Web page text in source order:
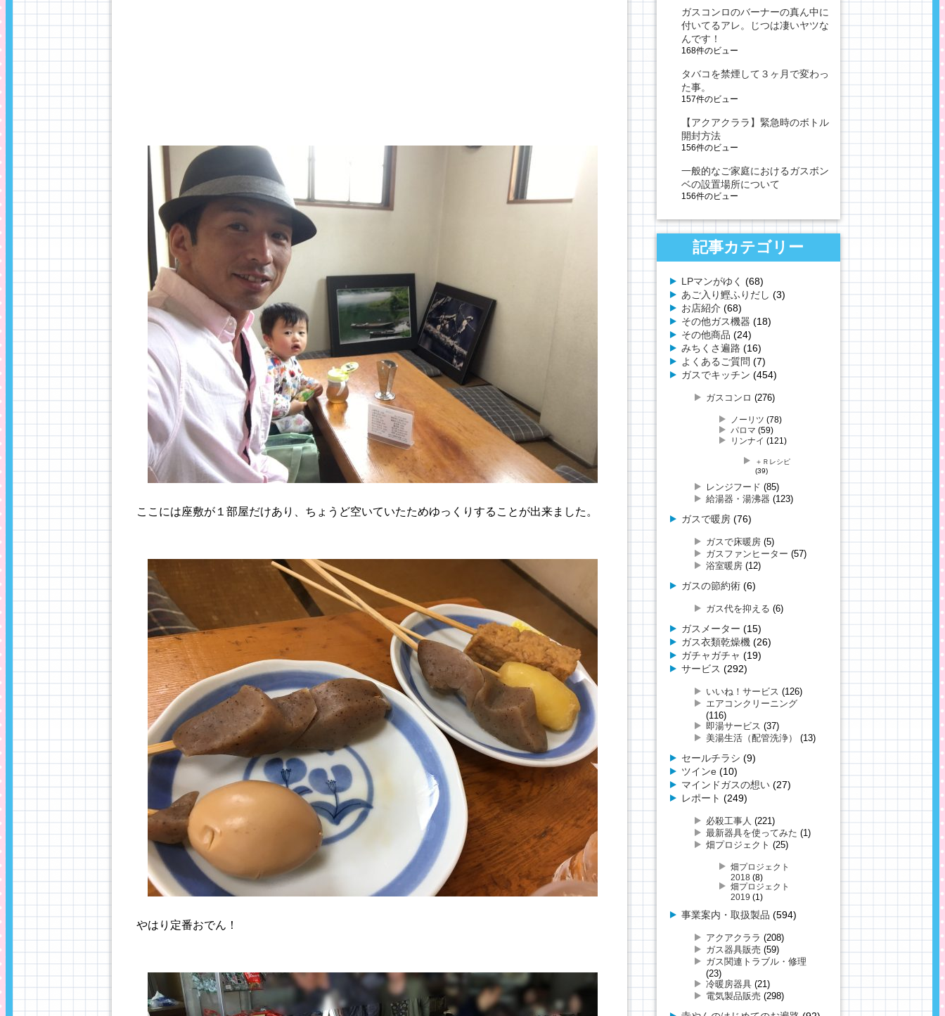
ここには座敷が１部屋だけあり、ちょうど空いていたためゆっくりすることが出来ました。
やはり定番おでん！
ガスコンロのバーナーの真ん中に
付いてるアレ。じつは凄いヤツな
んです！
168件のビュー
タバコを禁煙して３ヶ月で変わっ
た事。
157件のビュー
【アクアクララ】緊急時のボトル
開封方法
156件のビュー
一般的なご家庭におけるガスボン
ベの設置場所について
156件のビュー
記事カテゴリー
LPマンがゆく (68)
あご入り鰹ふりだし (3)
お店紹介 (68)
その他ガス機器 (18)
その他商品 (24)
みちくさ遍路 (16)
よくあるご質問 (7)
ガスでキッチン (454)
ガスコンロ (276)
ノーリツ (78)
パロマ (59)
リンナイ (121)
＋Ｒレシピ
(39)
レンジフード (85)
給湯器・湯沸器 (123)
ガスで暖房(76)
ガスで床暖房(5)
ガスファンヒーター (57)
浴室暖房(12)
ガスの節約術(6)
ガス代を抑える (6)
ガスメーター (15)
ガス衣類乾燥機 (26)
ガチャガチャ (19)
サービス (292)
いいね！サービス (126)
エアコンクリーニング
(116)
即湯サービス (37)
美湯生活（配管洗浄）
(13)
セールチラシ (9)
ツインe(10)
マインドガスの想い(27)
レポート (249)
必殺工事人 (221)
最新器具を使ってみた (1)
畑プロジェクト (25)
畑プロジェクト
2018(8)
畑プロジェクト
2019 (1)
事業案内・取扱製品 (594)
アクアクララ (208)
ガス器具販売 (59)
ガス関連トラブル・修理
(23)
冷暖房器具(21)
電気製品販売 (298)